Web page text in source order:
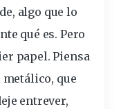
algo que lo
qué es. Pero
papel. Piensa
metálico, que
entrever,